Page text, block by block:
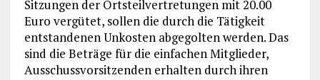
Sitzungen der Ortsteilvertretungen mit 20.00
Euro vergütet, sollen die durch die Tätigkeit
entstandenen Unkosten abgegolten werden. Das
sind die Beträge für die einfachen Mitglieder,
Ausschussvorsitzenden erhalten durch ihren